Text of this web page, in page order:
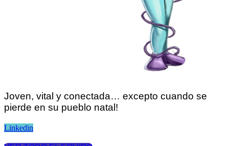
Joven, vital y conectada… excepto cuando se
pierde en su pueblo natal!
Linkedin